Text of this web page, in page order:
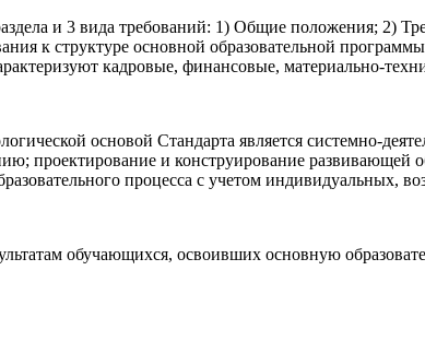
и 3 вида требований: 1) Общие положения; 2)
к структуре основной образовательной
кадровые, финансовые, материально-
основой Стандарта является системно-
проектирование и конструирование развивающей
процесса с учетом индивидуальных,
обучающихся, освоивших основную